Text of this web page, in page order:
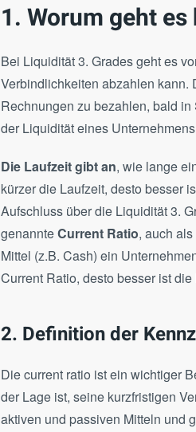
1. Worum geht
Bei Liquidität 3. Grades geht es
Verbindlichkeiten abzahlen kann.
Rechnungen zu bezahlen, bald
der Liquidität eines
Die Laufzeit gibt an, wie lange
kürzer die Laufzeit, desto besser
Aufschluss über die Liquidität 3.
genannteCurrent Ratio, auch
Mittel (z.B. Cash) ein
Current Ratio, desto besser ist
2. Definition der
Die current ratio ist ein wichtiger
der Lage ist, seine kurzfristigen
aktiven und passiven Mitteln und